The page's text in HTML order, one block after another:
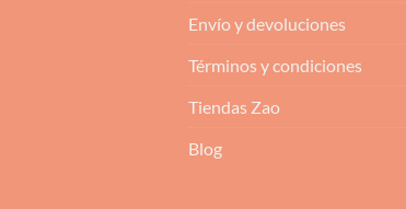
Envío y devoluciones
Términos y condiciones
Tiendas Zao
Blog